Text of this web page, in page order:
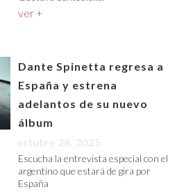
ver +
Dante Spinetta regresa a
España y estrena
adelantos de su nuevo
álbum
octubre 28, 2025
Escucha la entrevista especial con el
argentino que estará de gira por
España